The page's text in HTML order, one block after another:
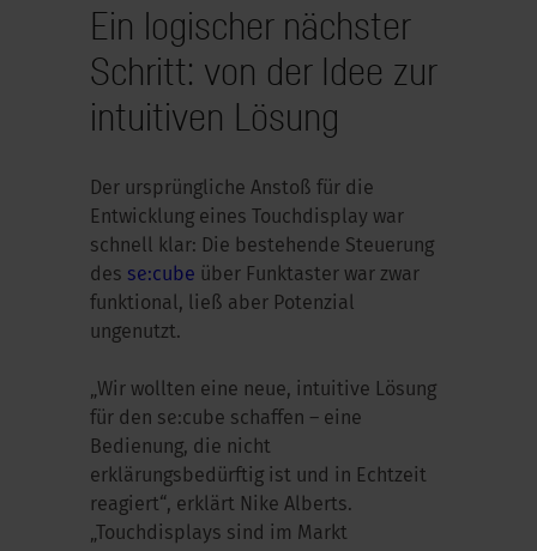
Ein logischer nächster
Schritt: von der Idee zur
intuitiven Lösung
Der ursprüngliche Anstoß für die
Entwicklung eines Touchdisplay war
schnell klar: Die bestehende Steuerung
des se:cube über Funktaster war zwar
funktional, ließ aber Potenzial
ungenutzt.
„Wir wollten eine neue, intuitive Lösung
für den se:cube schaffen – eine
Bedienung, die nicht
erklärungsbedürftig ist und in Echtzeit
reagiert“, erklärt Nike Alberts.
„Touchdisplays sind im Markt